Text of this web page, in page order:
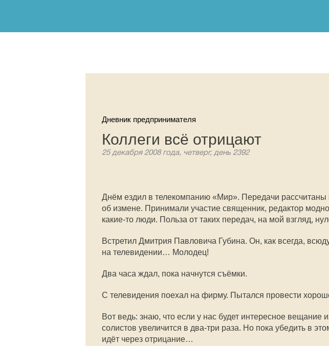
Дневник предпринимателя
Коллеги всё отрицают
25 декабря 2008 года, четверг, день 2392
Днём ездил в телекомпанию «Мир». Передачи
об измене. Принимали участие священник, редактор
какие-то люди. Польза от таких передач, на мой взгляд,
Встретил Дмитрия Павловича Губина. Он, как всегда,
на телевидении… Молодец!
Два часа ждал, пока начнутся съёмки.
С телевидения поехал на фирму. Пытался провести
Вот ведь: знаю, что если у нас будет интересное вещание
солистов увеличится в два-три раза. Но пока убедить в
идёт через отрицание…